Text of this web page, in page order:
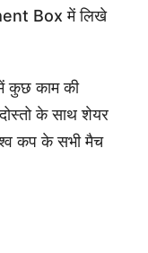
Box में लिखे
कुछ काम की
के साथ शेयर
कप के सभी मैच